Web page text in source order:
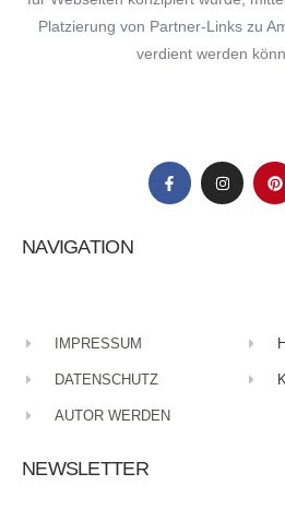
für meinen nächsten
Platzierung von Partner-Links zu
verdient werden
NAVIGATION
IMPRESSUM
DATENSCHUTZ
AUTOR WERDEN
NEWSLETTER